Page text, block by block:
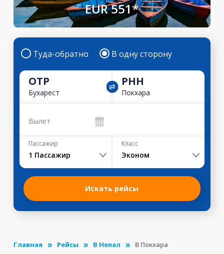
EUR 551*
Туда-обратно В одну сторону
OTP
Бухарест
PHH
Покхара
Вылет
Пассажир
1 Пассажир
Класс
Эконом
Искать рейсы
Главная Рейсы В Непал В Покхара